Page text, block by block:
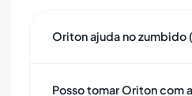
Oriton ajuda no zumbido
Posso tomar Oriton com